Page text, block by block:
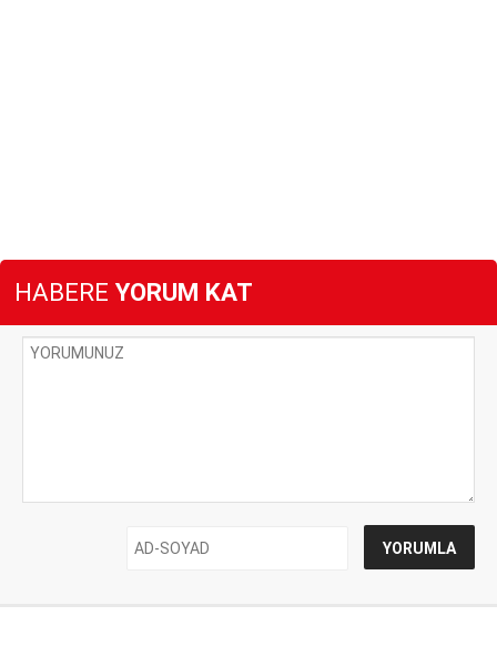
HABERE YORUM KAT